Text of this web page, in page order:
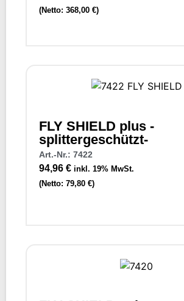
(Netto: 368,00 €)
FLY SHIELD plus -
splittergeschützt-
Art.-Nr.: 7422
94,96 € inkl. 19% MwSt.
(Netto: 79,80 €)